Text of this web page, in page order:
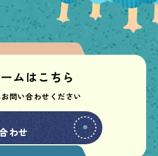
ムはこちら
問い合わせください
わせ
わせ